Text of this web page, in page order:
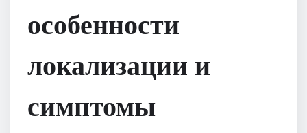
особенности
локализации и
симптомы